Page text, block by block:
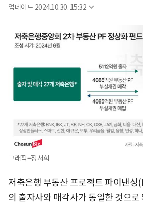
업데이트 2024.10.30. 15:32
그래픽=정서희
저축은행 부동산 프로젝트 파이낸싱
의 출자사와 매각사가 동일한 것으로